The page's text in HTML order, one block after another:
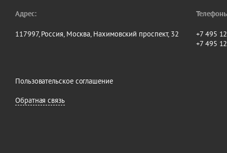
Адрес:
117997, Россия, Москва, Нахимовский проспект, 32
+7 495
+7 495
Пользовательское соглашение
Обратная связь